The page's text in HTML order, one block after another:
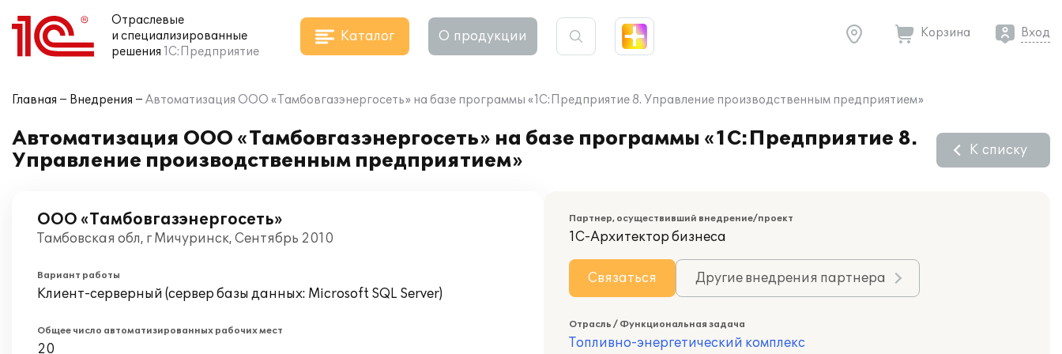
Отраслевые
и специализированные
решения 1С:Предприятие
Каталог О продукции Корзина Вход
Главная Внедрения Автоматизация ООО «Тамбовгазэнергосеть» на базе программы «1С:Предприятие 8. Управление производственным предприятием»
Автоматизация ООО «Тамбовгазэнергосеть» на базе программы «1С:Предприятие 8.
Управление производственным предприятием»
К списку
ООО «Тамбовгазэнергосеть»
Тамбовская обл, г Мичуринск, Сентябрь 2010
Вариант работы
Клиент-серверный (сервер базы данных: Microsoft SQL Server)
Общее число автоматизированных рабочих мест
20
Партнер, осуществивший внедрение/проект
1С-Архитектор бизнеса
Связаться Другие внедрения партнера
Отрасль / Функциональная задача
Топливно-энергетический комплекс